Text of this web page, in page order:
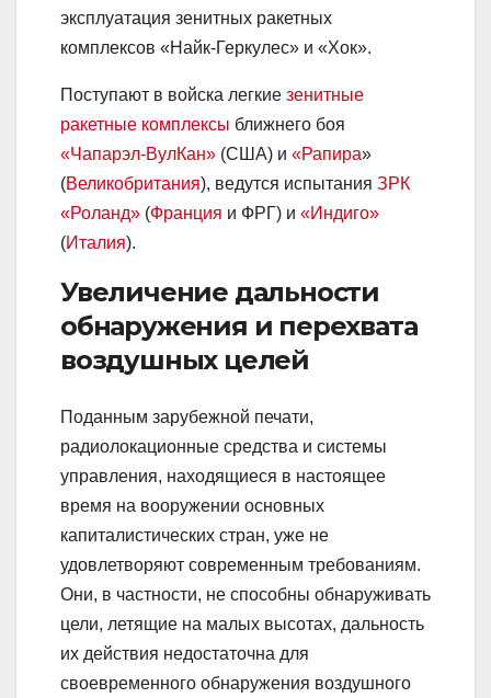
эксплуатация зенитных ракетных
комплексов «Найк-Геркулес» и «Хок».
Поступают в войска легкие зенитные
ракетные комплексы ближнего боя
«Чапарэл-ВулКан» (США) и «Рапира»
(Великобритания), ведутся испытания ЗРК
«Роланд» (Франция и ФРГ) и «Индиго»
(Италия).
Увеличение дальности
обнаружения и перехвата
воздушных целей
Поданным зарубежной печати,
радиолокационные средства и системы
управления, находящиеся в настоящее
время на вооружении основных
капиталистических стран, уже не
удовлетворяют современным требованиям.
Они, в частности, не способны обнаруживать
цели, летящие на малых высотах, дальность
их действия недостаточна для
своевременного обнаружения воздушного